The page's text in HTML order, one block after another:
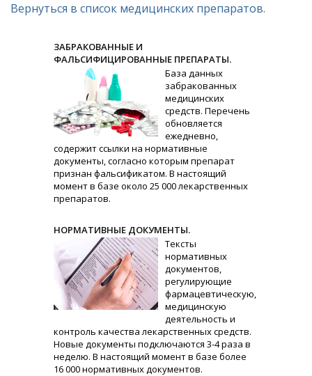
Вернуться в список медицинских препаратов.
ЗАБРАКОВАННЫЕ И
ФАЛЬСИФИЦИРОВАННЫЕ ПРЕПАРАТЫ.
База данных
забракованных
медицинских
средств. Перечень
обновляется
ежедневно,
содержит ссылки на нормативные
документы, согласно которым препарат
признан фальсификатом. В настоящий
момент в базе около 25 000 лекарственных
препаратов.
НОРМАТИВНЫЕ ДОКУМЕНТЫ.
Тексты
нормативных
документов,
регулирующие
фармацевтическую,
медицинскую
деятельность и
контроль качества лекарственных средств.
Новые документы подключаются 3-4 раза в
неделю. В настоящий момент в базе более
16 000 нормативных документов.